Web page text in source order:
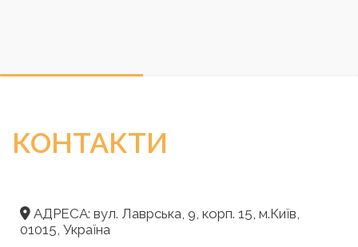
КОНТАКТИ
АДРЕСА: вул. Лаврська, 9, корп. 15, м.Київ,
01015, Україна